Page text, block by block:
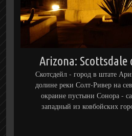
Arizona: Scottsdale
Скотсдейл - город в штате
долине реки Солт-Ривер на
окраине пустыни Сонора -
западный из ковбойских